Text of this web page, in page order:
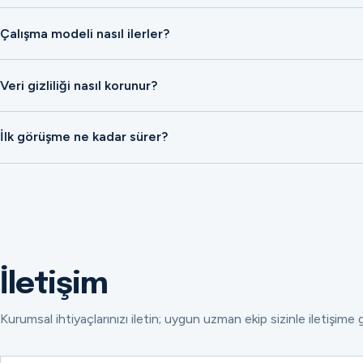
Çalışma modeli nasıl ilerler?
Veri gizliliği nasıl korunur?
İlk görüşme ne kadar sürer?
İletişim
Kurumsal ihtiyaçlarınızı iletin; uygun uzman ekip sizinle iletişime